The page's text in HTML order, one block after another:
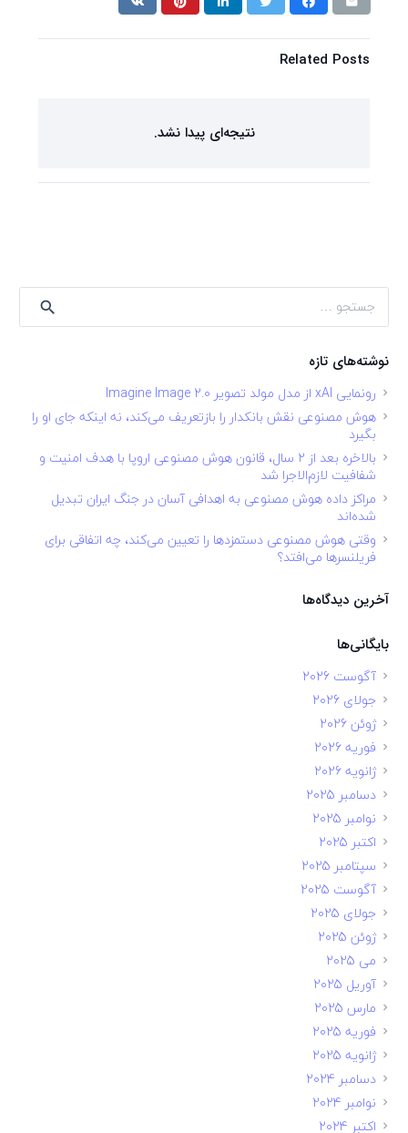
Related Posts
نتیجه‌ای پیدا نشد.
جستجو
برای:
نوشته‌های تازه
رونمایی xAI از مدل مولد تصویر Imagine Image 2.0
هوش مصنوعی نقش بانکدار را بازتعریف می‌کند، نه اینکه جای او را
بگیرد
بالاخره بعد از ۲ سال، قانون هوش مصنوعی اروپا با هدف امنیت و
شفافیت لازم‌الاجرا شد
مراکز داده هوش مصنوعی به اهدافی آسان در جنگ ایران تبدیل
شده‌اند
وقتی هوش مصنوعی دستمزدها را تعیین می‌کند، چه اتفاقی برای
فریلنسرها می‌افتد؟
آخرین دیدگاه‌ها
بایگانی‌ها
آگوست 2026
جولای 2026
ژوئن 2026
فوریه 2026
ژانویه 2026
دسامبر 2025
نوامبر 2025
اکتبر 2025
سپتامبر 2025
آگوست 2025
جولای 2025
ژوئن 2025
می 2025
آوریل 2025
مارس 2025
فوریه 2025
ژانویه 2025
دسامبر 2024
نوامبر 2024
اکتبر 2024